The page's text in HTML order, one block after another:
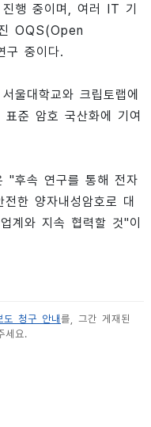
행 중이며, 여러 IT 기
OQS(Open
중이다.
울대학교와 크립토랩에
준 암호 국산화에 기여
"후속 연구를 통해 전자
전한 양자내성암호로 대
계와 지속 협력할 것"이
도 청구 안내를, 그간 게재된
세요.